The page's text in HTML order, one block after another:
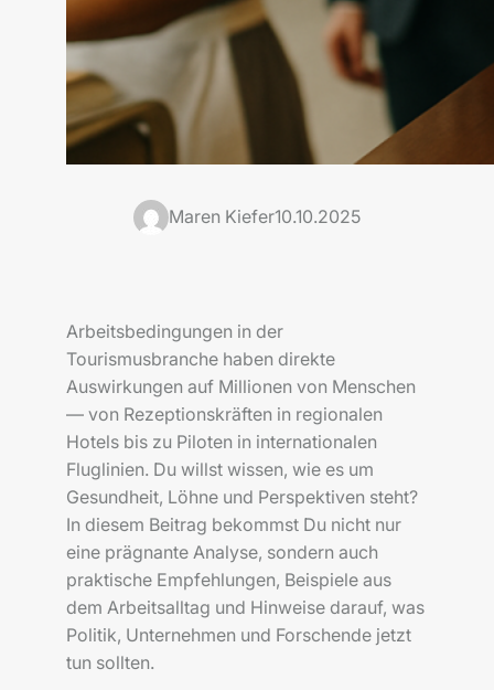
Maren Kiefer10.10.2025
Arbeitsbedingungen in der
Tourismusbranche haben direkte
Auswirkungen auf Millionen von Menschen
— von Rezeptionskräften in regionalen
Hotels bis zu Piloten in internationalen
Fluglinien. Du willst wissen, wie es um
Gesundheit, Löhne und Perspektiven steht?
In diesem Beitrag bekommst Du nicht nur
eine prägnante Analyse, sondern auch
praktische Empfehlungen, Beispiele aus
dem Arbeitsalltag und Hinweise darauf, was
Politik, Unternehmen und Forschende jetzt
tun sollten.